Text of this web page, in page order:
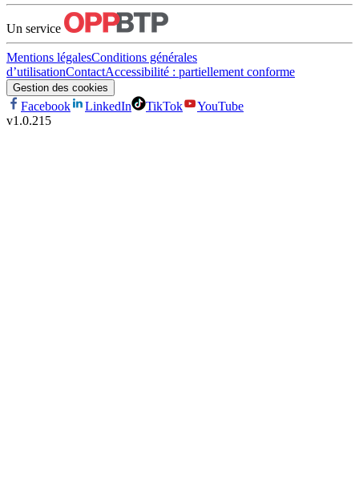
Un service
Mentions légalesConditions générales
d’utilisationContactAccessibilité : partiellement conforme
Gestion des cookies
Facebook LinkedIn TikTok
YouTube
v1.0.215